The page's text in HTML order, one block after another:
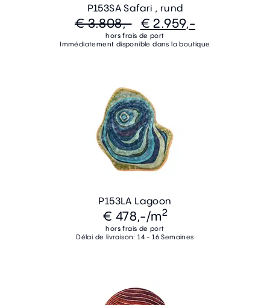
P153SA Safari , rund
€ 3.808,- € 2.959,-
hors frais de port
Immédiatement disponible dans la boutique
P153LA Lagoon
€ 478,-/m2
hors frais de port
Délai de livraison: 14 - 16 Semaines